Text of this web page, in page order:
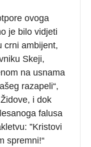
ovoga
je bilo vidjeti
crni ambijent,
Skeji,
na usnama
razapeli“,
i dok
falusa
”Kristovi
spremni!“